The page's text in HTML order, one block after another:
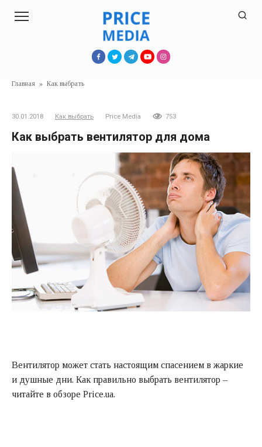
Главная » Как выбрать
30.01.2018 Как выбрать Price Media 753
Как выбрать вентилятор для дома
Вентилятор может стать настоящим спасением в жаркие
и душные дни. Как правильно выбрать вентилятор –
читайте в обзоре Price.ua.